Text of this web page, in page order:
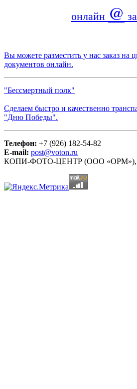
онлайн @
Вы можете разместить у нас заказ на
документов онлайн.
"Бессмертный полк"
Сделаем быстро и качественно
"Дню Победы".
Телефон: +7 (926) 182-54-82
E-mail: post@voton.ru
КОПИ-ФОТО-ЦЕНТР (ООО «ОРМ»),